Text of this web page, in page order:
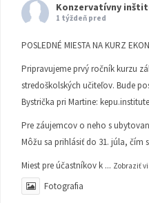
Konzervatívny
1 týždeň pred
POSLEDNÉ MIESTA NA KURZ
Pripravujeme prvý ročník kurzu
stredoškolských učiteľov. Bude
Bystrička pri Martine:
Pre záujemcov o neho s
Môžu sa prihlásiť do 31. júla, čím
Miest pre účastníkov k ... Zobraziť
Fotografia